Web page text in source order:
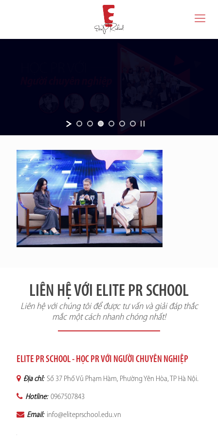
LIÊN HỆ VỚI ELITE PR SCHOOL
Liên hệ với chúng tôi để được tư vấn và giải đáp thắc
mắc một cách nhanh chóng nhất!
ELITE PR SCHOOL - HỌC PR VỚI NGƯỜI CHUYÊN NGHIỆP
Địa chỉ: Số 37 Phố Vũ Phạm Hàm, Phường Yên Hòa, TP Hà Nội.
Hotline: 0967507843
Email: info@eliteprschool.edu.vn